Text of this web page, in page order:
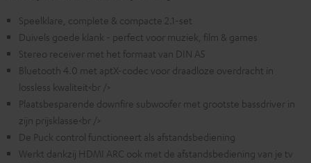
Speelklare, complete & compacte 2.1-set
Duivels goede klank - perfect voor muziek, film & games
Stereo receiver met het formaat van DIN A5
Bluetooth 4.0 met aptX-codec voor draadloze overdracht in
lossless kwaliteit<br />
Plaatsbesparende downfire subwoofer met grootste bassdriver in
zijn prijsklasse<br />
De Puck control functioneert als afstandsbediening
Werkt dankzij HDMI ARC ook met de afstandsbediening van je tv